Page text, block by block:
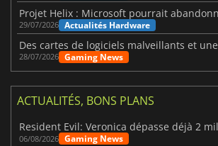
Projet Helix : Microsoft pourrait
29/07/2026 Actualités Hardware
28/07/2026 Gaming News
ACTUALITÉS, BONS PLANS
06/08/2026 Gaming News